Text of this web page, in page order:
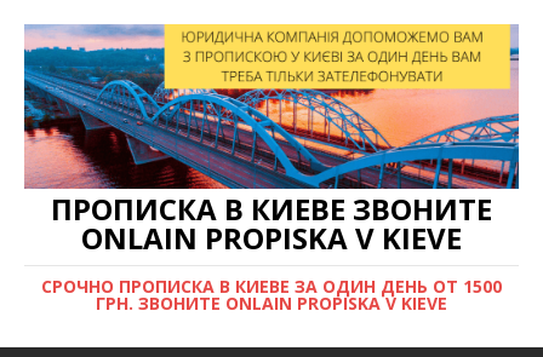
ПРОПИСКА В КИЕВЕ ЗВОНИТЕ
ONLAIN PROPISKA V KIEVE
СРОЧНО ПРОПИСКА В КИЕВЕ ЗА ОДИН ДЕНЬ ОТ 1500
ГРН. ЗВОНИТЕ ONLAIN PROPISKA V KIEVE